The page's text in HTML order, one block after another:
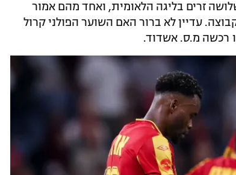
זרים בליגה הלאומית, ואחד מהם אמור
עדיין לא ברור האם השוער הפולני קרול
רכשה מ.ס. אשדוד.